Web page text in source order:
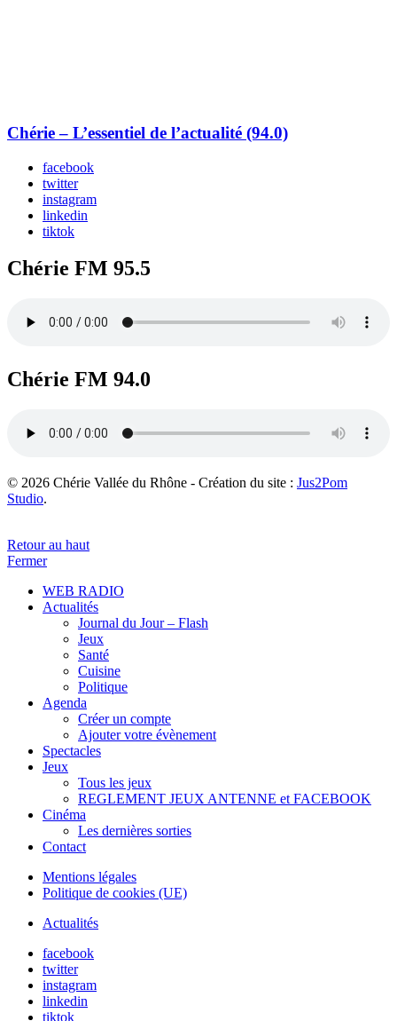
Chérie – L’essentiel de l’actualité (94.0)
facebook
twitter
instagram
linkedin
tiktok
Chérie FM 95.5
Chérie FM 94.0
© 2026 Chérie Vallée du Rhône - Création du site : Jus2Pom
Studio.
Retour au haut
Fermer
WEB RADIO
Actualités
Journal du Jour – Flash
Jeux
Santé
Cuisine
Politique
Agenda
Créer un compte
Ajouter votre évènement
Spectacles
Jeux
Tous les jeux
REGLEMENT JEUX ANTENNE et FACEBOOK
Cinéma
Les dernières sorties
Contact
Mentions légales
Politique de cookies (UE)
Actualités
facebook
twitter
instagram
linkedin
tiktok